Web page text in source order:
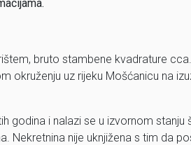
bruto stambene kvadrature
okruženju uz rijeku Mošćanicu na
godina i nalazi se u izvornom stanju
nije uknjižena s tim da